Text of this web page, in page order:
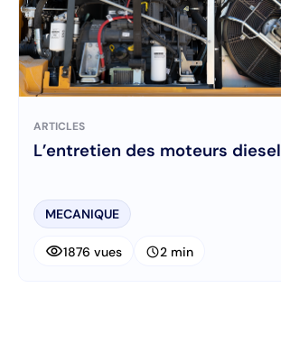
ARTICLES
L’entretien des moteurs diesel
MECANIQUE
visibility1876 vues schedule2 min